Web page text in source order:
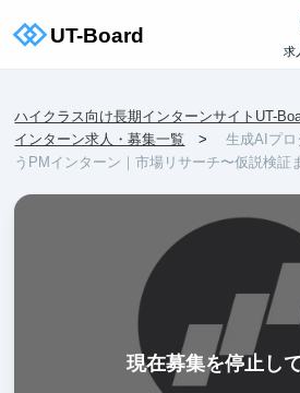
求
ハイクラス向け長期インターンサイトUT-
インターン求人・募集一覧
生成AIプロ
うPMインターン｜市場リサーチ〜仮説検証
現在募集を停止し